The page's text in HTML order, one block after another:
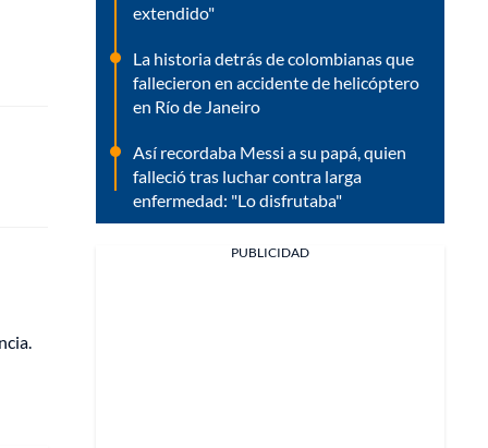
extendido"
La historia detrás de colombianas que
fallecieron en accidente de helicóptero
en Río de Janeiro
Así recordaba Messi a su papá, quien
falleció tras luchar contra larga
enfermedad: "Lo disfrutaba"
PUBLICIDAD